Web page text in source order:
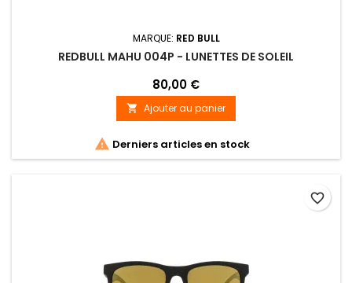
MARQUE: RED BULL
REDBULL MAHU 004P - LUNETTES DE SOLEIL
80,00 €
 Ajouter au panier
 Derniers articles en stock
favorite_border